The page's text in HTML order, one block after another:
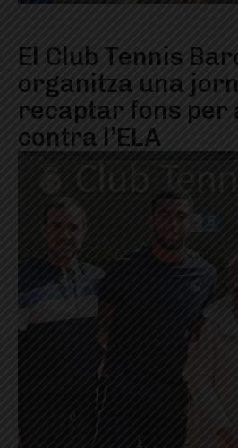
El Club Tennis
organitza una
recaptar fons per
contra l’ELA